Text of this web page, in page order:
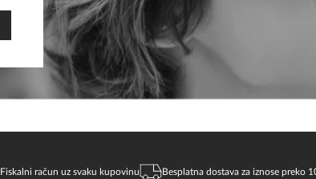
Fiskalni račun uz svaku kupovinu Besplatna dostava za iznose preko